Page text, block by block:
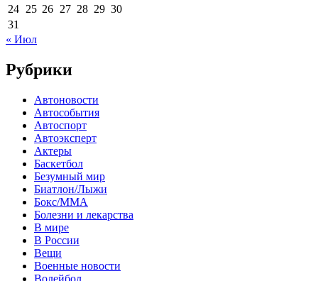
24 25 26 27 28 29 30
31
« Июл
Рубрики
Автоновости
Автособытия
Автоспорт
Автоэксперт
Актеры
Баскетбол
Безумный мир
Биатлон/Лыжи
Бокс/MMA
Болезни и лекарства
В мире
В России
Вещи
Военные новости
Волейбол